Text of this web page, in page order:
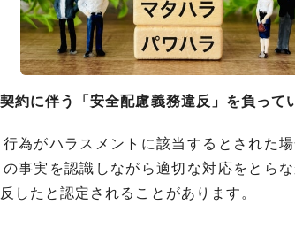
約に伴う「安全配慮義務違反」を負って
為がハラスメントに該当するとされた
事実を認識しながら適切な対応をとら
したと認定されることがあります。